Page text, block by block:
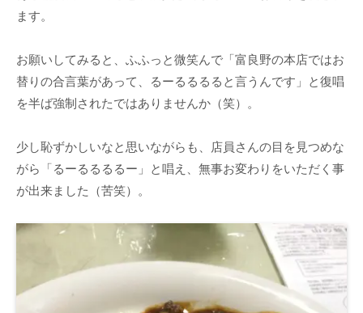
ます。
お願いしてみると、ふふっと微笑んで「富良野の本店ではお
替りの合言葉があって、るーるるるると言うんです」と復唱
を半ば強制されたではありませんか（笑）。
少し恥ずかしいなと思いながらも、店員さんの目を見つめな
がら「るーるるるるー」と唱え、無事お変わりをいただく事
が出来ました（苦笑）。